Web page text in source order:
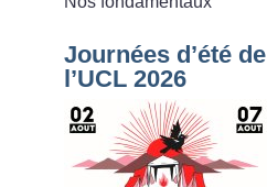
Journées d’été de
l’UCL 2026